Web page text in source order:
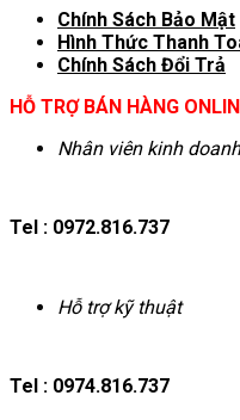
Chính Sách Bảo Mật
Hình Thức Thanh
Chính Sách Đổi Trả
HỖ TRỢ BÁN HÀNG
Nhân viên kinh doanh
Tel : 0972.816.737
Hỗ trợ kỹ thuật
Tel : 0974.816.737